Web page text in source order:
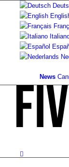
News